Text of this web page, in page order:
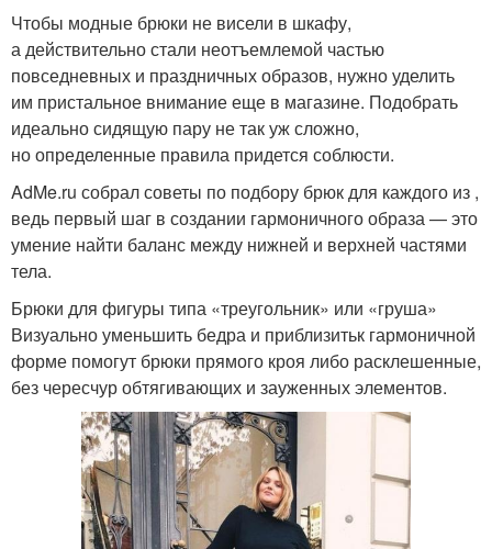
Чтобы модные брюки не висели в шкафу,
а действительно стали неотъемлемой частью
повседневных и праздничных образов, нужно уделить
им пристальное внимание еще в магазине. Подобрать
идеально сидящую пару не так уж сложно,
но определенные правила придется соблюсти.
AdMe.ru собрал советы по подбору брюк для каждого из ,
ведь первый шаг в создании гармоничного образа — это
умение найти баланс между нижней и верхней частями
тела.
Брюки для фигуры типа «треугольник» или «груша»
Визуально уменьшить бедра и приблизитьк гармоничной
форме помогут брюки прямого кроя либо расклешенные,
без чересчур обтягивающих и зауженных элементов.